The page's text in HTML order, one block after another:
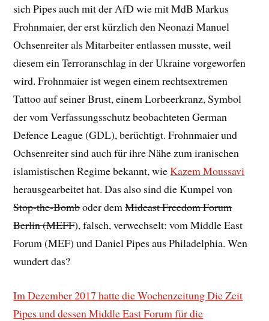
sich Pipes auch mit der AfD wie mit MdB Markus
Frohnmaier, der erst kürzlich den Neonazi Manuel
Ochsenreiter als Mitarbeiter entlassen musste, weil
diesem ein Terroranschlag in der Ukraine vorgeworfen
wird. Frohnmaier ist wegen einem rechtsextremen
Tattoo auf seiner Brust, einem Lorbeerkranz, Symbol
der vom Verfassungsschutz beobachteten German
Defence League (GDL), berüchtigt. Frohnmaier und
Ochsenreiter sind auch für ihre Nähe zum iranischen
islamistischen Regime bekannt, wieKazem Moussavi
herausgearbeitet hat. Das also sind die Kumpel von
Stop-the-Bomboder demMideast Freedom Forum
Berlin (MEFF), falsch, verwechselt: vom Middle East
Forum (MEF) und Daniel Pipes aus Philadelphia. Wen
wundert das?
Im Dezember 2017 hatte die Wochenzeitung Die Zeit
Pipes und dessen Middle East Forum für die